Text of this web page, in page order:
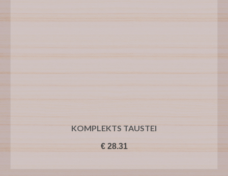
KOMPLEKTS TAUSTEI
€28.31